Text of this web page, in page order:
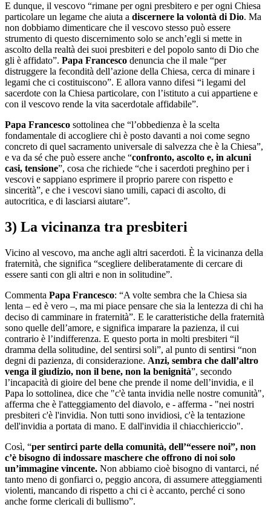
E dunque, il vescovo “rimane per ogni presbitero e per ogni Chiesa
particolare un legame che aiuta a discernere la volontà di Dio. Ma
non dobbiamo dimenticare che il vescovo stesso può essere
strumento di questo discernimento solo se anch’egli si mette in
ascolto della realtà dei suoi presbiteri e del popolo santo di Dio che
gli è affidato”. Papa Francesco denuncia che il male “per
distruggere la fecondità dell’azione della Chiesa, cerca di minare i
legami che ci costituiscono”. E allora vanno difesi “i legami del
sacerdote con la Chiesa particolare, con l’istituto a cui appartiene e
con il vescovo rende la vita sacerdotale affidabile”.
Papa Francesco sottolinea che “l’obbedienza è la scelta
fondamentale di accogliere chi è posto davanti a noi come segno
concreto di quel sacramento universale di salvezza che è la Chiesa”,
e va da sé che può essere anche “confronto, ascolto e, in alcuni
casi, tensione”, cosa che richiede “che i sacerdoti preghino per i
vescovi e sappiano esprimere il proprio parere con rispetto e
sincerità”, e che i vescovi siano umili, capaci di ascolto, di
autocritica, e di lasciarsi aiutare”.
3) La vicinanza tra presbiteri
Vicino al vescovo, ma anche agli altri sacerdoti. È la vicinanza della
fraternità, che significa “scegliere deliberatamente di cercare di
essere santi con gli altri e non in solitudine”.
Commenta Papa Francesco: “A volte sembra che la Chiesa sia
lenta – ed è vero –, ma mi piace pensare che sia la lentezza di chi ha
deciso di camminare in fraternità”. E le caratteristiche della fraternità
sono quelle dell’amore, e significa imparare la pazienza, il cui
contrario è l’indifferenza. E questo porta in molti presbiteri “il
dramma della solitudine, del sentirsi soli”, al punto di sentirsi “non
degni di pazienza, di considerazione. Anzi, sembra che dall’altro
venga il giudizio, non il bene, non la benignità”, secondo
l’incapacità di gioire del bene che prende il nome dell’invidia, e il
Papa lo sottolinea, dice che "c'è tanta invidia nelle nostre comunità",
afferma che è l'atteggiamento del diavolo, e - afferma - "nei nostri
presbiteri c'è l'invidia. Non tutti sono invidiosi, c'è la tentazione
dell'invidia a portata di mano. E dall'invidia il chiacchiericcio".
Così, “per sentirci parte della comunità, dell’“essere noi”, non
c’è bisogno di indossare maschere che offrono di noi solo
un’immagine vincente. Non abbiamo cioè bisogno di vantarci, né
tanto meno di gonfiarci o, peggio ancora, di assumere atteggiamenti
violenti, mancando di rispetto a chi ci è accanto, perché ci sono
anche forme clericali di bullismo”.